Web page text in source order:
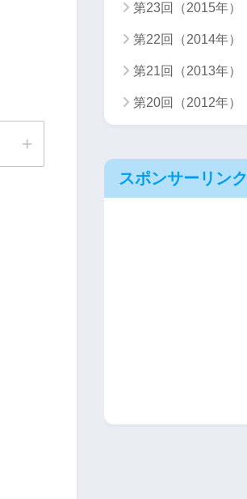
第23回（2015年）
第22回（2014年）
第21回（2013年）
第20回（2012年）
スポンサーリンク